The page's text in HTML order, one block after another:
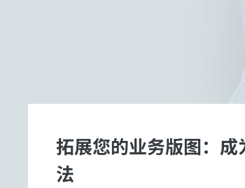
拓展您的业务版图：
法